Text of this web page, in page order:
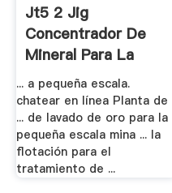
Jt5 2 Jig
Concentrador De
Mineral Para La
Planta .
... a pequeña escala.
chatear en línea Planta de
... de lavado de oro para la
pequeña escala mina ... la
flotación para el
tratamiento de ...